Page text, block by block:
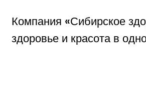
Компания «Сибирское
здоровье и красота в